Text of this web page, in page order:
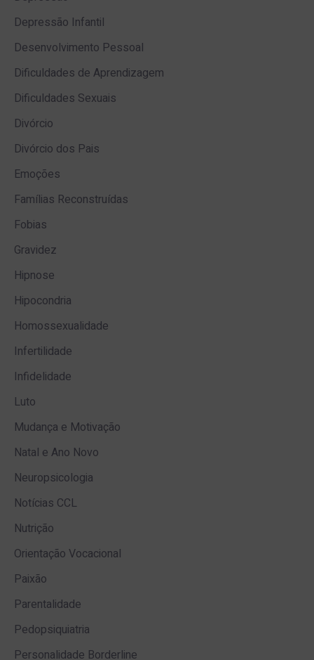
Depressão Infantil
Desenvolvimento Pessoal
Dificuldades de Aprendizagem
Dificuldades Sexuais
Divórcio
Divórcio dos Pais
Emoções
Famílias Reconstruídas
Fobias
Gravidez
Hipnose
Hipocondria
Homossexualidade
Infertilidade
Infidelidade
Luto
Mudança e Motivação
Natal e Ano Novo
Neuropsicologia
Notícias CCL
Nutrição
Orientação Vocacional
Paixão
Parentalidade
Pedopsiquiatria
Personalidade Borderline